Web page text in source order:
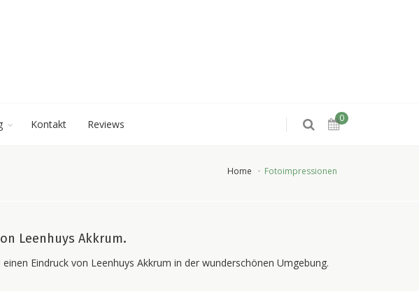
0
Kontakt Reviews
Home Fotoimpressionen
Leenhuys Akkrum.
Eindruck von Leenhuys Akkrum in der wunderschönen Umgebung.